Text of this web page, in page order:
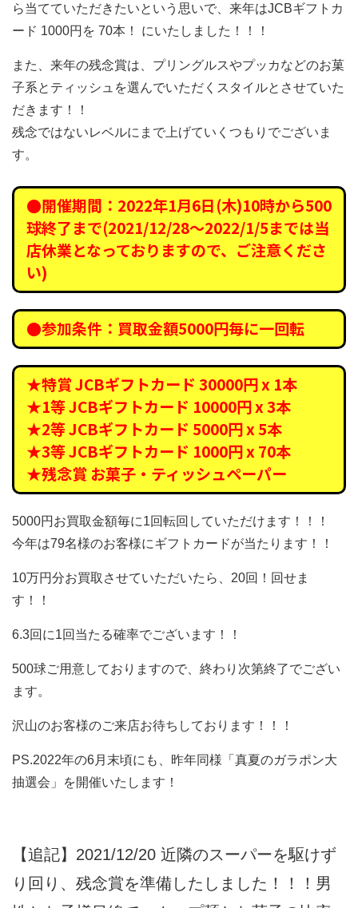
ら当てていただきたいという思いで、来年はJCBギフトカ
ード 1000円を 70本！ にいたしました！！！
また、来年の残念賞は、プリングルスやプッカなどのお菓
子系とティッシュを選んでいただくスタイルとさせていた
だきます！！
残念ではないレベルにまで上げていくつもりでございま
す。
●開催期間：2022年1月6日(木)10時から500
球終了まで(2021/12/28～2022/1/5までは当
店休業となっておりますので、ご注意くださ
い)
●参加条件：買取金額5000円毎に一回転
★特賞 JCBギフトカード 30000円 x 1本
★1等 JCBギフトカード 10000円 x 3本
★2等 JCBギフトカード 5000円 x 5本
★3等 JCBギフトカード 1000円 x 70本
★残念賞 お菓子・ティッシュペーパー
5000円お買取金額毎に1回転回していただけます！！！
今年は79名様のお客様にギフトカードが当たります！！
10万円分お買取させていただいたら、20回！回せま
す！！
6.3回に1回当たる確率でございます！！
500球ご用意しておりますので、終わり次第終了でござい
ます。
沢山のお客様のご来店お待ちしております！！！
PS.2022年の6月末頃にも、昨年同様「真夏のガラポン大
抽選会」を開催いたします！
【追記】2021/12/20 近隣のスーパーを駆けず
り回り、残念賞を準備したしました！！！男